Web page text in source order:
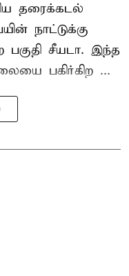
தரைக்கடல்
நாட்டுக்கு
சீயடா. இந்த
பகிர்கிற ...